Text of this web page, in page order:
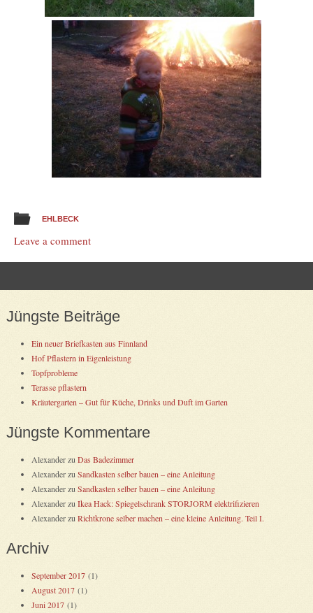
EHLBECK
Leave a comment
Post navigation
Jüngste Beiträge
Ein neuer Briefkasten aus Finnland
Hof Pflastern in Eigenleistung
Topfprobleme
Terasse pflastern
Kräutergarten – Gut für Küche, Drinks und Duft im Garten
Jüngste Kommentare
Alexanderzu Das Badezimmer
Alexanderzu Sandkasten selber bauen – eine Anleitung
Alexanderzu Sandkasten selber bauen – eine Anleitung
Alexanderzu Ikea Hack: Spiegelschrank STORJORM elektrifizieren
Alexanderzu Richtkrone selber machen – eine kleine Anleitung. Teil I.
Archiv
September 2017(1)
August 2017(1)
Juni 2017(1)